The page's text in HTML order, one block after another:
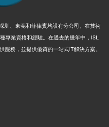
圳、東莞和菲律賓均設有分公司。在技術
專業資格和經驗。在過去的幾年中，ISL
服務，並提供優質的一站式IT解決方案。